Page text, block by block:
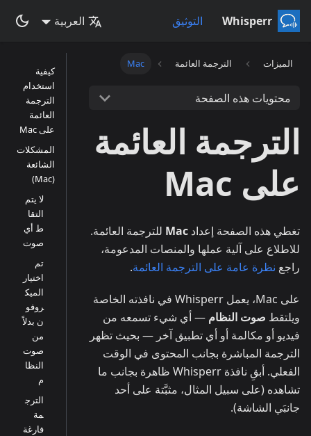
Whisperr التوثيق العربية
الميزات الترجمة العائمة Mac
محتويات هذه الصفحة
الترجمة العائمة
على Mac
تغطي هذه الصفحة إعداد Mac للترجمة العائمة.
للاطلاع على آلية عملها والمنصات المدعومة،
راجع نظرة عامة على الترجمة العائمة.
على Mac، يعمل Whisperr في نافذته الخاصة
ويلتقط صوت النظام — أي شيء تسمعه من
فيديو أو مكالمة أو أي تطبيق آخر — بحيث تظهر
الترجمة المباشرة بجانب المحتوى في الوقت
الفعلي. أبقِ نافذة Whisperr ظاهرة بجانب ما
تشاهده (على سبيل المثال، مثبَّتة على أحد
جانبَي الشاشة).
كيفية
استخدام
الترجمة
العائمة
على Mac
المشكلات
الشائعة
(Mac)
لا يتم
التقا
ط أي
صوت
تم
اختيار
الميك
روفو
ن بدلاً
من
صوت
النظا
م
الترج
مة
فارغة